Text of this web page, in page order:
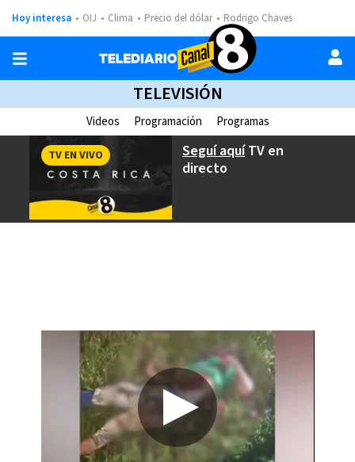
Hoy interesa OIJ Clima Precio del dólar Rodrigo Chaves
TELEVISIÓN
Videos Programación Programas
Seguí aquíTV en
directo
TV EN VIVO